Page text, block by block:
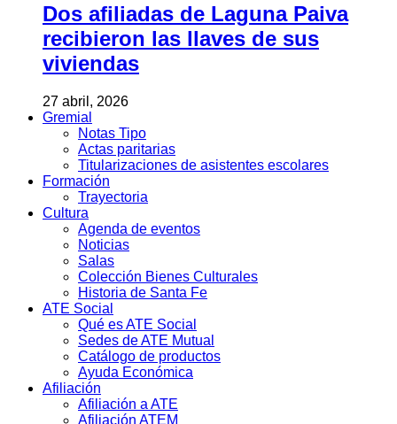
Dos afiliadas de Laguna Paiva
recibieron las llaves de sus
viviendas
27 abril, 2026
Gremial
Notas Tipo
Actas paritarias
Titularizaciones de asistentes escolares
Formación
Trayectoria
Cultura
Agenda de eventos
Noticias
Salas
Colección Bienes Culturales
Historia de Santa Fe
ATE Social
Qué es ATE Social
Sedes de ATE Mutual
Catálogo de productos
Ayuda Económica
Afiliación
Afiliación a ATE
Afiliación ATEM